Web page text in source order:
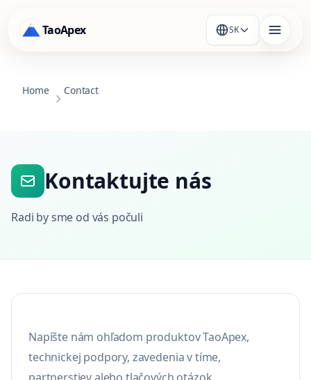
TaoApex SK
Home Contact
Kontaktujte nás
Radi by sme od vás počuli
Napíšte nám ohľadom produktov TaoApex,
technickej podpory, zavedenia v tíme,